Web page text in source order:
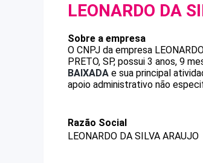
LEONARDO DA
Sobre a empresa
O CNPJ da empresa
PRETO, SP, possui 3 anos, 9
BAIXADA e sua principal
apoio administrativo não
Razão Social
LEONARDO DA SILVA ARAUJO